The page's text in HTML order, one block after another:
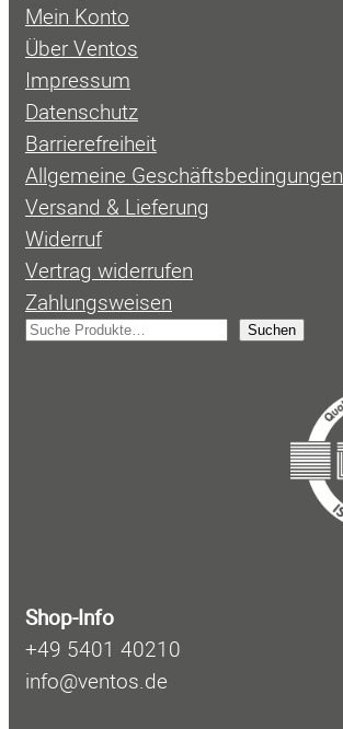
Mein Konto
Über Ventos
Impressum
Datenschutz
Barrierefreiheit
Allgemeine Geschäftsbedingungen
Versand & Lieferung
Widerruf
Vertrag widerrufen
Zahlungsweisen
S
Suchen
Shop-Info
+49 5401 40210
info@ventos.de